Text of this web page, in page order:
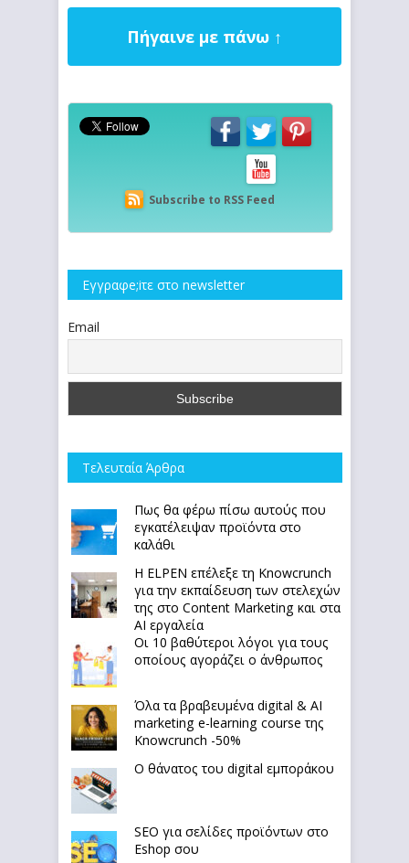
Πήγαινε με πάνω ↑
Subscribe to RSS Feed
Εγγραφe;iτε στο newsletter
Email
Τελευταία Άρθρα
Πως θα φέρω πίσω αυτούς που
εγκατέλειψαν προϊόντα στο
καλάθι
Η ELPEN επέλεξε τη Knowcrunch
για την εκπαίδευση των στελεχών
της στο Content Marketing και στα
AI εργαλεία
Οι 10 βαθύτεροι λόγοι για τους
οποίους αγοράζει ο άνθρωπος
Όλα τα βραβευμένα digital & AI
marketing e-learning course της
Knowcrunch -50%
Ο θάνατος του digital εμποράκου
SEO για σελίδες προϊόντων στο
Eshop σου